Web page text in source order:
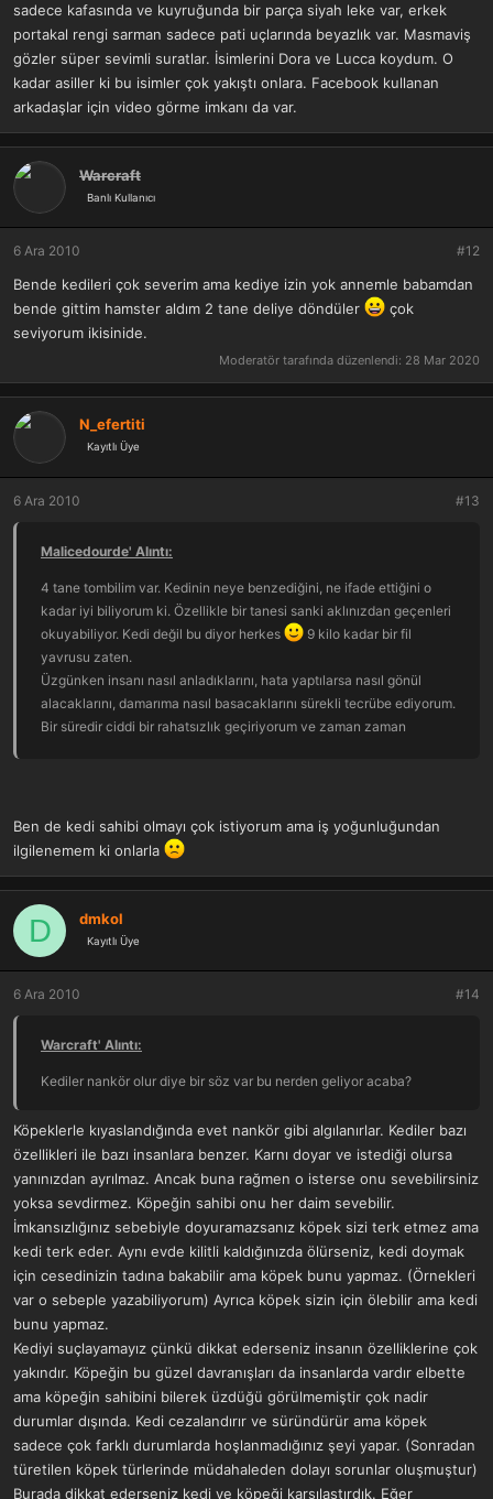
sadece kafasında ve kuyruğunda bir parça siyah leke var, erkek
portakal rengi sarman sadece pati uçlarında beyazlık var. Masmaviş
gözler süper sevimli suratlar. İsimlerini Dora ve Lucca koydum. O
kadar asiller ki bu isimler çok yakıştı onlara. Facebook kullanan
arkadaşlar için video görme imkanı da var.
Warcraft
Banlı Kullanıcı
6 Ara 2010 #12
Bende kedileri çok severim ama kediye izin yok annemle babamdan
bende gittim hamster aldım 2 tane deliye döndüler
çok
seviyorum ikisinide.
Moderatör tarafında düzenlendi: 28 Mar 2020
N_efertiti
Kayıtlı Üye
6 Ara 2010 #13
Malicedourde' Alıntı:
4 tane tombilim var. Kedinin neye benzediğini, ne ifade ettiğini o
kadar iyi biliyorum ki. Özellikle bir tanesi sanki aklınızdan geçenleri
okuyabiliyor. Kedi değil bu diyor herkes
9 kilo kadar bir fil
yavrusu zaten.
Üzgünken insanı nasıl anladıklarını, hata yaptılarsa nasıl gönül
alacaklarını, damarıma nasıl basacaklarını sürekli tecrübe ediyorum.
Bir süredir ciddi bir rahatsızlık geçiriyorum ve zaman zaman
farklı olarak bir özen var sanki bana göre. Allah kedileri yaratırken
enine boyuna bütün ayrıntıları belirlemiş sanki. Büyük kediler de
Kedi kadar kusursuz, benzersiz, güzel bir canlı yok gibi geliyor. En
çirkini bile ayrı güzel
Bu arada kedi isteyen arkadaşlarım için bir teklifte bulunmak
Evde 2 tane dünya güzeli bebeğim var. Annelerini köpek öldürmüş.
sadece kafasında ve kuyruğunda bir parça siyah leke var, erkek
portakal rengi sarman sadece pati uçlarında beyazlık var.
kullanan arkadaşlar için video görme imkanı da var.
Ben de kedi sahibi olmayı çok istiyorum ama iş yoğunluğundan
ilgilenemem ki onlarla
D dmkol
Kayıtlı Üye
6 Ara 2010 #14
Warcraft' Alıntı:
Kediler nankör olur diye bir söz var bu nerden geliyor acaba?
Köpeklerle kıyaslandığında evet nankör gibi algılanırlar. Kediler bazı
özellikleri ile bazı insanlara benzer. Karnı doyar ve istediği olursa
yanınızdan ayrılmaz. Ancak buna rağmen o isterse onu sevebilirsiniz
yoksa sevdirmez. Köpeğin sahibi onu her daim sevebilir.
İmkansızlığınız sebebiyle doyuramazsanız köpek sizi terk etmez ama
kedi terk eder. Aynı evde kilitli kaldığınızda ölürseniz, kedi doymak
için cesedinizin tadına bakabilir ama köpek bunu yapmaz. (Örnekleri
var o sebeple yazabiliyorum) Ayrıca köpek sizin için ölebilir ama kedi
bunu yapmaz.
Kediyi suçlayamayız çünkü dikkat ederseniz insanın özelliklerine çok
yakındır. Köpeğin bu güzel davranışları da insanlarda vardır elbette
ama köpeğin sahibini bilerek üzdüğü görülmemiştir çok nadir
durumlar dışında. Kedi cezalandırır ve süründürür ama köpek
sadece çok farklı durumlarda hoşlanmadığınız şeyi yapar. (Sonradan
türetilen köpek türlerinde müdahaleden dolayı sorunlar oluşmuştur)
Burada dikkat ederseniz kedi ve köpeği karşılaştırdık. Eğer